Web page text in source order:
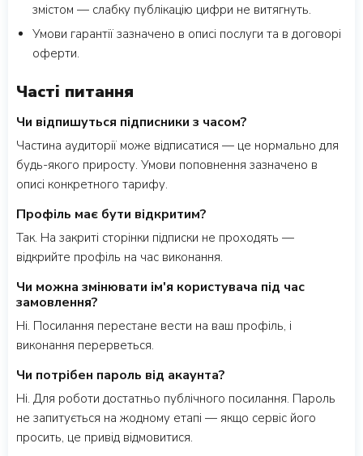
змістом — слабку публікацію цифри не витягнуть.
Умови гарантії зазначено в описі послуги та в договорі
оферти.
Часті питання
Чи відпишуться підписники з часом?
Частина аудиторії може відписатися — це нормально для
будь-якого приросту. Умови поповнення зазначено в
описі конкретного тарифу.
Профіль має бути відкритим?
Так. На закриті сторінки підписки не проходять —
відкрийте профіль на час виконання.
Чи можна змінювати ім'я користувача під час
замовлення?
Ні. Посилання перестане вести на ваш профіль, і
виконання перерветься.
Чи потрібен пароль від акаунта?
Ні. Для роботи достатньо публічного посилання. Пароль
не запитується на жодному етапі — якщо сервіс його
просить, це привід відмовитися.